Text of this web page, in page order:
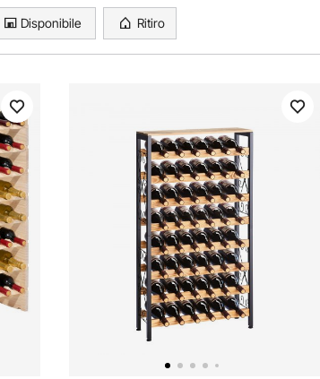
Disponibile Ritiro